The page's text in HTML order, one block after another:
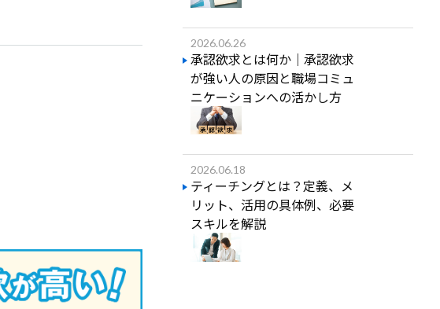
2026.06.26
承認欲求とは何か｜承認欲求
が強い人の原因と職場コミュ
ニケーションへの活かし方
2026.06.18
ティーチングとは？定義、メ
リット、活用の具体例、必要
スキルを解説